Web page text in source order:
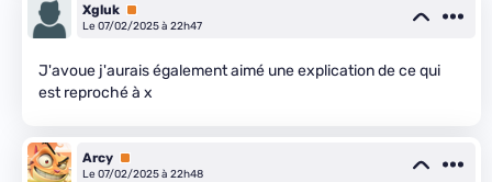
Xgluk Premium
Le 07/02/2025 à 22h47
J'avoue j'aurais également aimé une explication de ce qui
est reproché à x
Arcy Premium
Le 07/02/2025 à 22h48